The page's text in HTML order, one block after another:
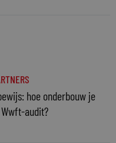
hoe onderbouw je
audit?